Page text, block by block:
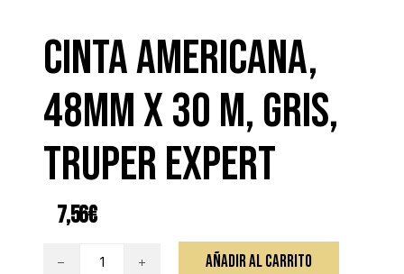
CINTA AMERICANA,
48MM X 30 M, GRIS,
TRUPER EXPERT
7,56€
CINTA
AÑADIR AL CARRITO